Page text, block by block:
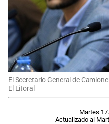
El Secretario General de
El Litoral
Martes
Actualizado al